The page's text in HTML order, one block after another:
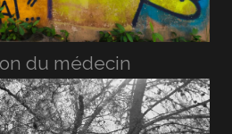
du médecin